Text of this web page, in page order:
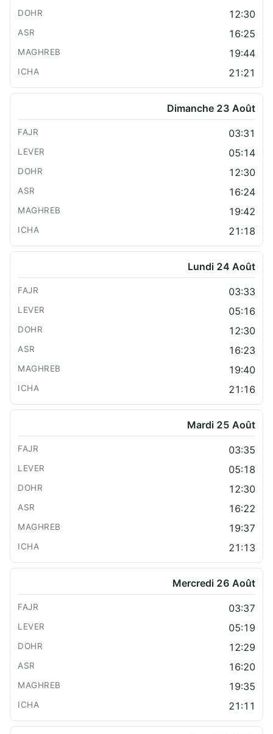
12:30
16:25
19:44
21:21
Dimanche 23 Août
03:31
05:14
12:30
16:24
19:42
21:18
Lundi 24 Août
03:33
05:16
12:30
16:23
19:40
21:16
Mardi 25 Août
03:35
05:18
12:30
16:22
19:37
21:13
Mercredi 26 Août
03:37
05:19
12:29
16:20
19:35
21:11